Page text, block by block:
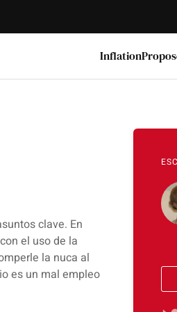
Inflation
clave. En
el uso de la
la nuca al
es un mal empleo